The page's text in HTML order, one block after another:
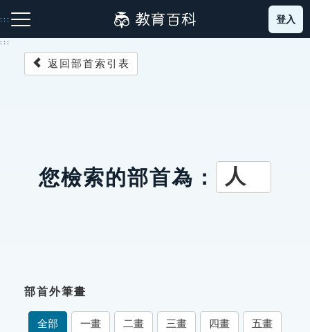
到
主
:::
成語故事
索引選單
登入
:::
返回部首索引表
您檢索的部首為： 人
部首外筆畫
全部 一畫 二畫 三畫 四畫 五畫